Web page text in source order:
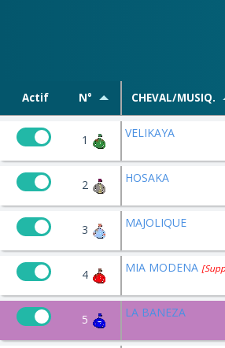
Actif N° CHEVAL/MUSIQ.
1 VELIKAYA
2 HOSAKA
3 MAJOLIQUE
4 MIA MODENA
5 LA BANEZA